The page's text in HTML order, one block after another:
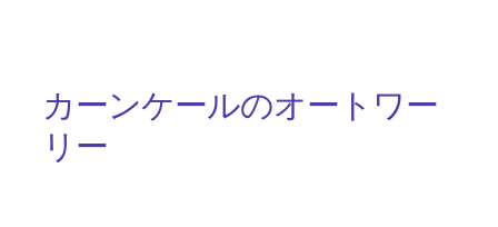
カーンケールのオートワー
リー